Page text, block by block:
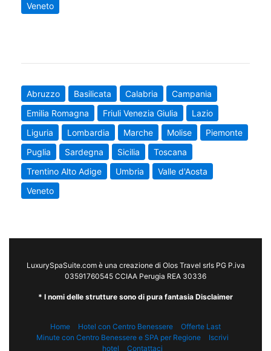
Veneto
Abruzzo Basilicata Calabria
Campania
Emilia Romagna
Friuli Venezia Giulia
Lazio
Liguria
Lombardia Marche Molise
Piemonte
Puglia
Sardegna Sicilia
Toscana
Trentino Alto Adige
Umbria
Valle d'Aosta
Veneto
LuxurySpaSuite.com è una creazione di Olos Travel srls PG P.iva
03591760545 CCIAA Perugia REA 30336
* I nomi delle strutture sono di pura fantasia Disclaimer
Home Hotel con Centro Benessere
Offerte Last
Minute con Centro Benessere e SPA per Regione
Iscrivi
hotel
Contattaci